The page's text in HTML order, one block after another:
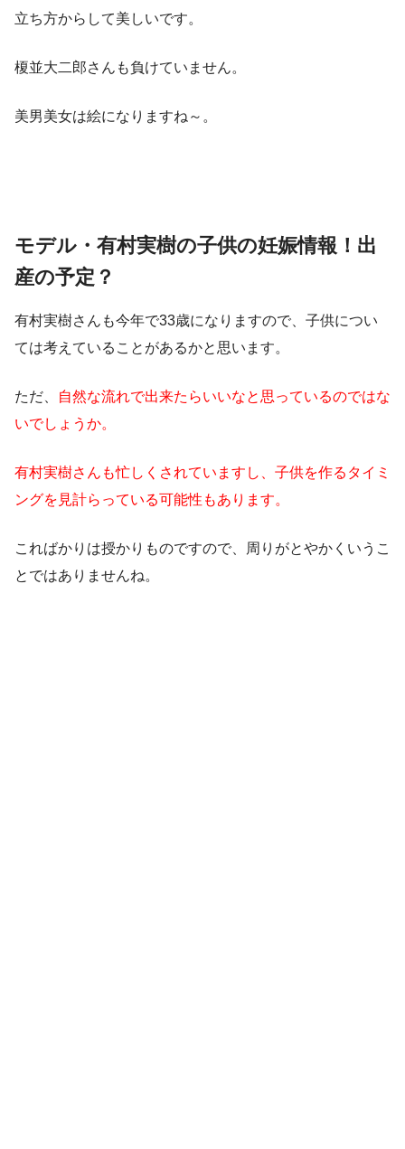
立ち方からして美しいです。
榎並大二郎さんも負けていません。
美男美女は絵になりますね～。
モデル・有村実樹の子供の妊娠情報！出
産の予定？
有村実樹さんも今年で33歳になりますので、子供につい
ては考えていることがあるかと思います。
ただ、
自然な流れで出来たらいいなと思っているのではな
いでしょうか。
有村実樹さんも忙しくされていますし、子供を作るタイミ
ングを見計らっている可能性もあります。
こればかりは授かりものですので、周りがとやかくいうこ
とではありませんね。